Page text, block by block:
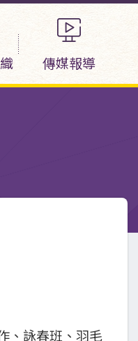
傳媒報導
、詠春班、羽毛